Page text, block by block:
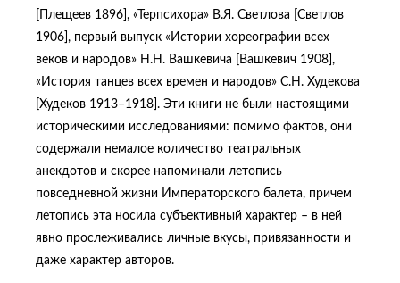
[Плещеев 1896], «Терпсихора» В.Я. Светлова [Светлов
1906], первый выпуск «Истории хореографии всех
веков и народов» Н.Н. Вашкевича [Вашкевич 1908],
«История танцев всех времен и народов» С.Н. Худекова
[Худеков 1913–1918]. Эти книги не были настоящими
историческими исследованиями: помимо фактов, они
содержали немалое количество театральных
анекдотов и скорее напоминали летопись
повседневной жизни Императорского балета, причем
летопись эта носила субъективный характер – в ней
явно прослеживались личные вкусы, привязанности и
даже характер авторов.